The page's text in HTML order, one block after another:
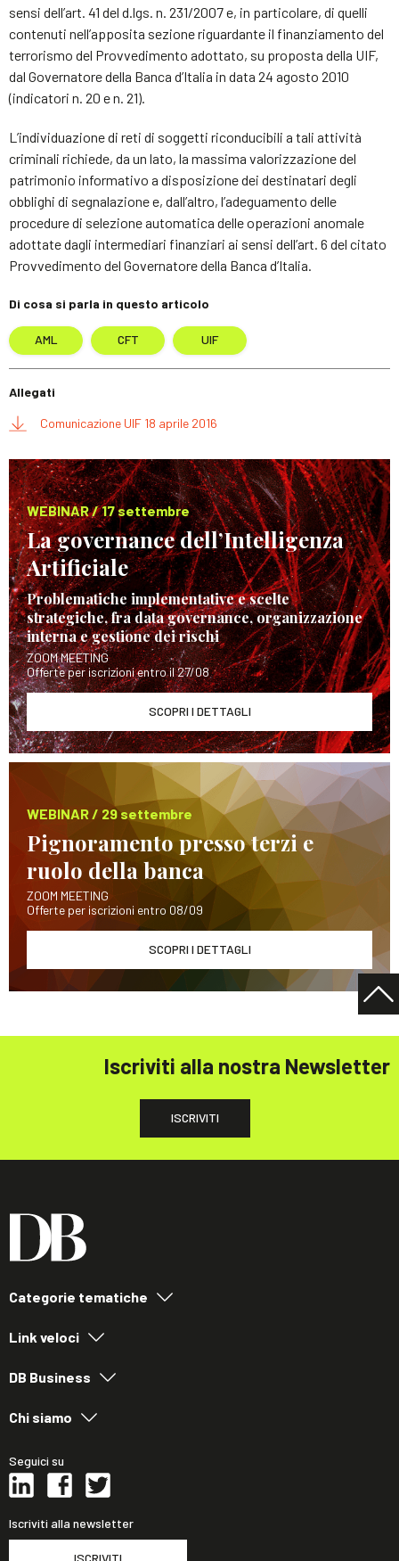
sensi dell’art. 41 del d.lgs. n. 231/2007 e, in particolare, di quelli
contenuti nell’apposita sezione riguardante il finanziamento del
terrorismo del Provvedimento adottato, su proposta della UIF,
dal Governatore della Banca d’Italia in data 24 agosto 2010
(indicatori n. 20 e n. 21).
L’individuazione di reti di soggetti riconducibili a tali attività
criminali richiede, da un lato, la massima valorizzazione del
patrimonio informativo a disposizione dei destinatari degli
obblighi di segnalazione e, dall’altro, l’adeguamento delle
procedure di selezione automatica delle operazioni anomale
adottate dagli intermediari finanziari ai sensi dell’art. 6 del citato
Provvedimento del Governatore della Banca d’Italia.
Di cosa si parla in questo articolo
AML CFT UIF
Allegati
Comunicazione UIF 18 aprile 2016
WEBINAR / 17 settembre
La governance dell’Intelligenza
Artificiale
Problematiche implementative e scelte
strategiche, fra data governance, organizzazione
interna e gestione dei rischi
ZOOM MEETING
Offerte per iscrizioni entro il 27/08
SCOPRI I DETTAGLI
WEBINAR / 29 settembre
Pignoramento presso terzi e
ruolo della banca
ZOOM MEETING
Offerte per iscrizioni entro 08/09
SCOPRI I DETTAGLI
Iscriviti alla nostra Newsletter
ISCRIVITI
Categorie tematiche
Link veloci
DB Business
Chi siamo
Seguici su
Iscriviti alla newsletter
ISCRIVITI